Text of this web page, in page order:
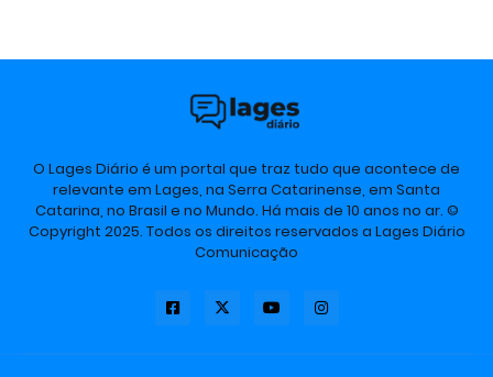
O Lages Diário é um portal que traz tudo que acontece de
relevante em Lages, na Serra Catarinense, em Santa
Catarina, no Brasil e no Mundo. Há mais de 10 anos no ar. ©
Copyright 2025. Todos os direitos reservados a Lages Diário
Comunicação